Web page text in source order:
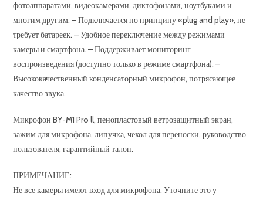
фотоаппаратами, видеокамерами, диктофонами, ноутбуками и
многим другим. – Подключается по принципу «plug and play», не
требует батареек. – Удобное переключение между режимами
камеры и смартфона. – Поддерживает мониторинг
воспроизведения (доступно только в режиме смартфона). –
Высококачественный конденсаторный микрофон, потрясающее
качество звука.
Микрофон BY-M1 Pro ll, пенопластовый ветрозащитный экран,
зажим для микрофона, липучка, чехол для переноски, руководство
пользователя, гарантийный талон.
ПРИМЕЧАНИЕ:
Не все камеры имеют вход для микрофона. Уточните это у